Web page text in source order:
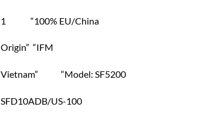
1 “100% EU/China
Origin” “IFM
Vietnam” “Model: SF5200
SFD10ADB/US-100